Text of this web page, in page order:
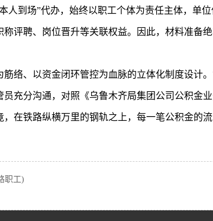
到场”代办，始终以职工个体为责任主体，单
评聘、岗位晋升等关联权益。因此，材料准备
络、以资金闭环管控为血脉的立体化制度设计
充分沟通，对照《乌鲁木齐局集团公司公积金
在铁路纵横万里的钢轨之上，每一笔公积金的
职工)